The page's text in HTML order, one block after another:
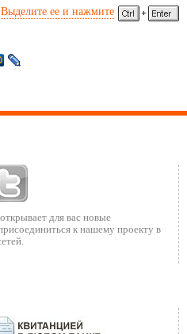
Выделите ее и нажмите
открывает для вас новые
к нашему проекту в